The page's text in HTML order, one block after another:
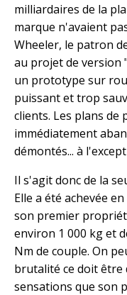
milliardaires de la
marque n'avaient
Wheeler, le patron
au projet de version
un prototype sur
puissant et trop
clients. Les plans
immédiatement
démontés... à
Il s'agit donc de la
Elle a été achevée
son premier
environ 1 000 kg et
Nm de couple. On
brutalité ce doit être
sensations que son